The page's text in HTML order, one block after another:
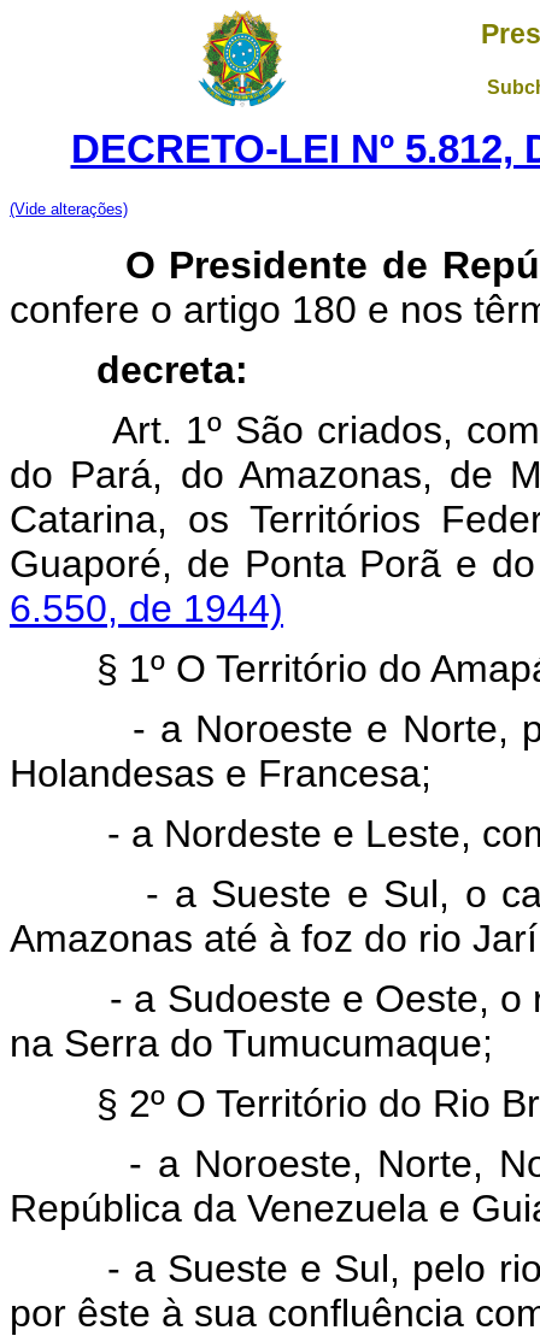
DECRETO-LEI Nº 5.812,
(Vide alterações)
O Presidente de
confere o artigo 180 e nos
decreta:
Art. 1º São criados,
do Pará, do Amazonas, de
Catarina, os Territórios
Guaporé, de Ponta
6.550, de 1944)
§ 1º O Território do
- a Noroeste e Norte,
Holandesas e Francesa;
- a Nordeste e Leste,
- a Sueste e Sul, o
Amazonas até à foz do rio
- a Sudoeste e Oeste, o
na Serra do Tumucumaque;
§ 2º O Território do Rio
- a Noroeste, Norte,
República da Venezuela e
- a Sueste e Sul, pelo
por êste à sua confluência